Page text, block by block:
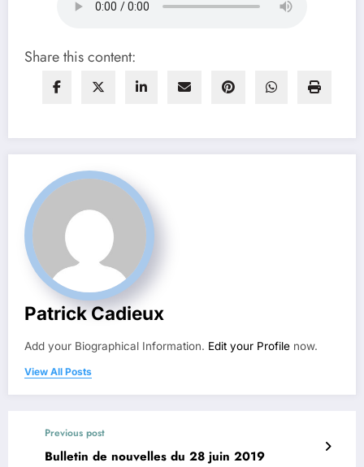
Share this content:
Patrick Cadieux
Add your Biographical Information. Edit your Profile now.
View All Posts
Previous post
Bulletin de nouvelles du 28 juin 2019